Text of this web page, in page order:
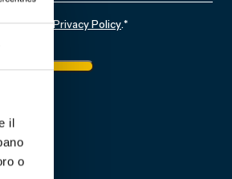
il
o
*
laPrivacy Policy.*
Iscriviti